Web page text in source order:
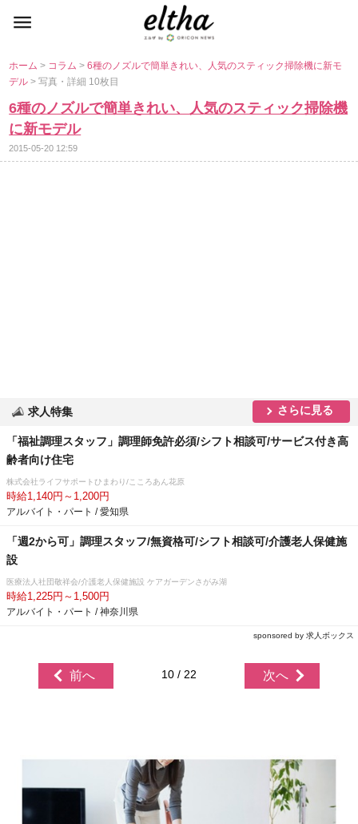
ホーム> コラム>6種のノズルで簡単きれい、人気のスティック掃除機に新モ
デル> 写真・詳細 10枚目
6種のノズルで簡単きれい、人気のスティック掃除機
に新モデル
2015-05-20 12:59
求人特集 さらに見る
「福祉調理スタッフ」調理師免許必須/シフト相談可/サービス付き高
齢者向け住宅
株式会社ライフサポートひまわり/こころあん花原
時給1,140円～1,200円
アルバイト・パート / 愛知県
「週2から可」調理スタッフ/無資格可/シフト相談可/介護老人保健施
設
医療法人社団敬祥会/介護老人保健施設 ケアガーデンさがみ湖
時給1,225円～1,500円
アルバイト・パート / 神奈川県
sponsored by 求人ボックス
前へ 10 / 22 次へ